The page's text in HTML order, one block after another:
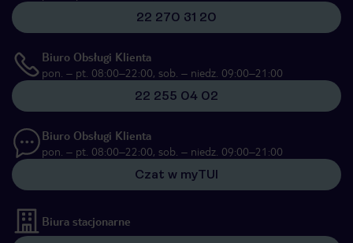
22 270 31 20
Biuro Obsługi Klienta
pon. – pt. 08:00–22:00, sob. – niedz. 09:00–21:00
22 255 04 02
Biuro Obsługi Klienta
pon. – pt. 08:00–22:00, sob. – niedz. 09:00–21:00
Czat w myTUI
Biura stacjonarne